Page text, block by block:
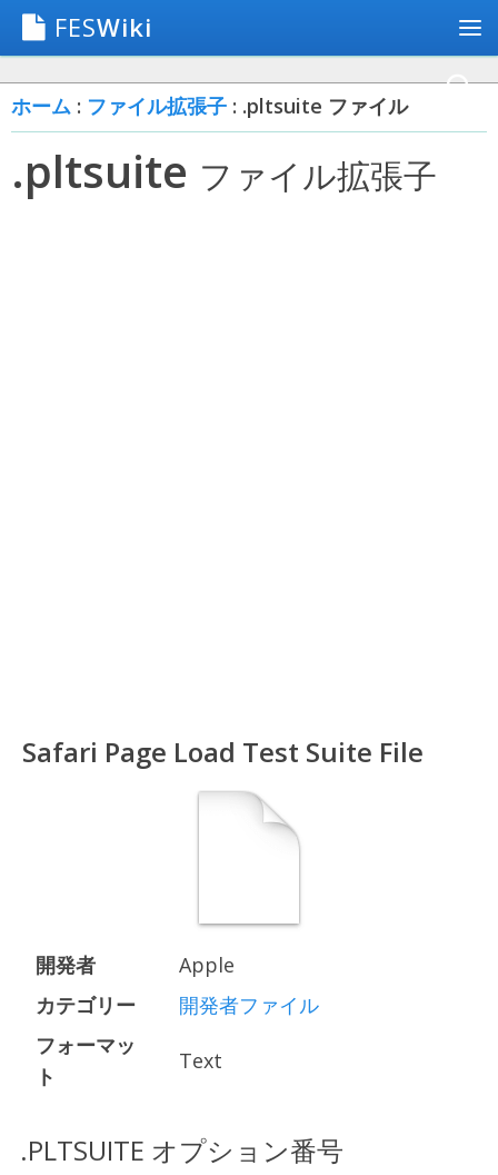
FESWiki
ホーム : ファイル拡張子 : .pltsuite ファイル
.pltsuite ファイル拡張子
Safari Page Load Test Suite File
開発者
Apple
カテゴリー
開発者ファイル
フォーマッ
ト
Text
.PLTSUITE オプション番号